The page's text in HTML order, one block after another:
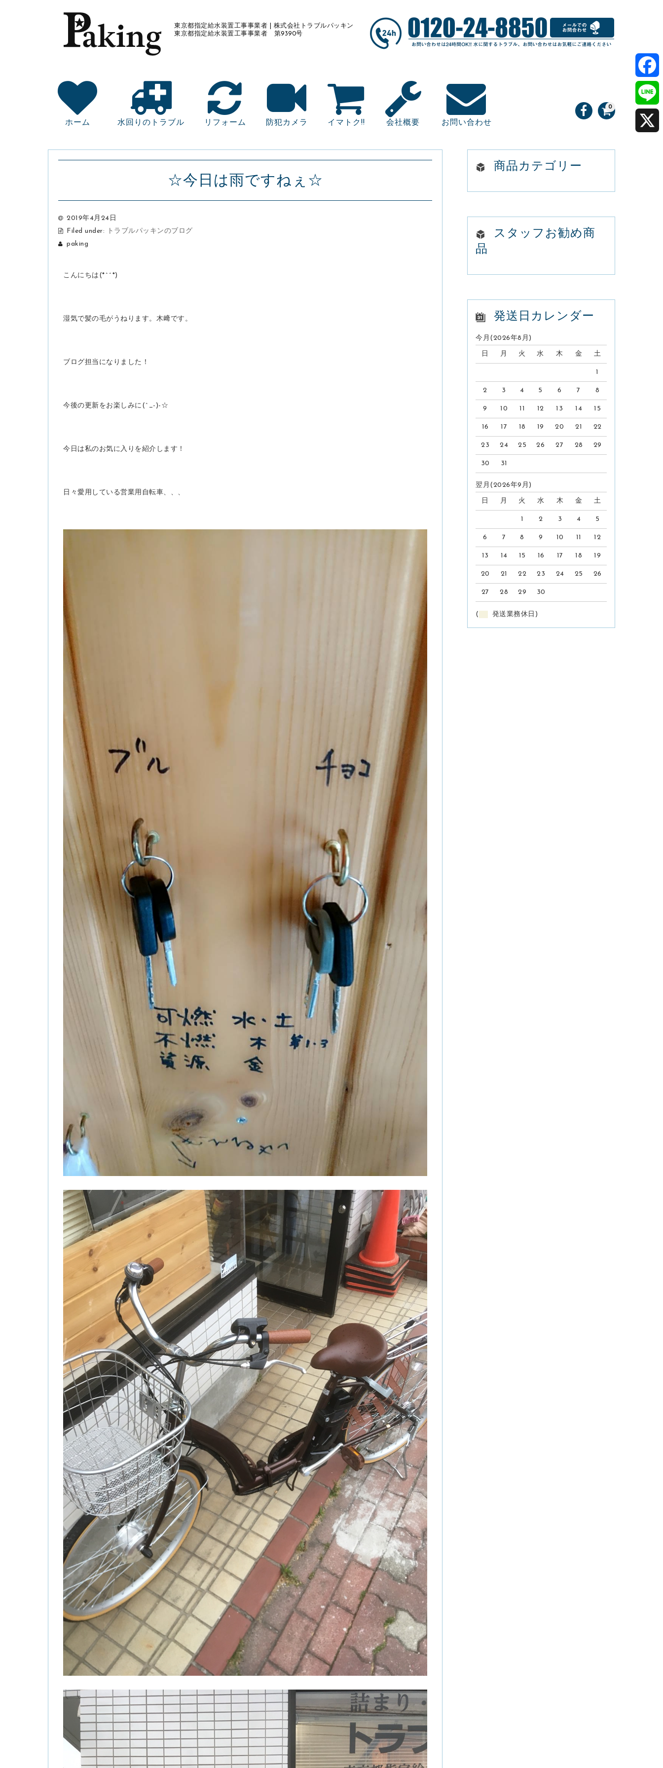
東京都指定給水装置工事事業者 | 株式会社トラブルパッキン
東京都指定給水装置工事事業者 第9390号
0
ホーム 水回りのトラブル リフォーム 防犯カメラ イマトク!! 会社概要 お問い合わせ
☆今日は雨ですねぇ☆
2019年4月24日
Filed under:
トラブルパッキンのブログ
paking
こんにちは(*^^*)
湿気で髪の毛がうねります。木﨑です。
ブログ担当になりました！
今後の更新をお楽しみに(^_-)-☆
今日は私のお気に入りを紹介します！
日々愛用している営業用自転車、、、
商品カテゴリー
スタッフお勧め商
品
発送日カレンダー
今月(2026年8月)
日 月 火 水 木 金 土
1
2 3 4 5 6 7 8
9 10 11 12 13 14 15
16 17 18 19 20 21 22
23 24 25 26 27 28 29
30 31
翌月(2026年9月)
日 月 火 水 木 金 土
1 2 3 4 5
6 7 8 9 10 11 12
13 14 15 16 17 18 19
20 21 22 23 24 25 26
27 28 29 30
( 発送業務休日)
F
a
L